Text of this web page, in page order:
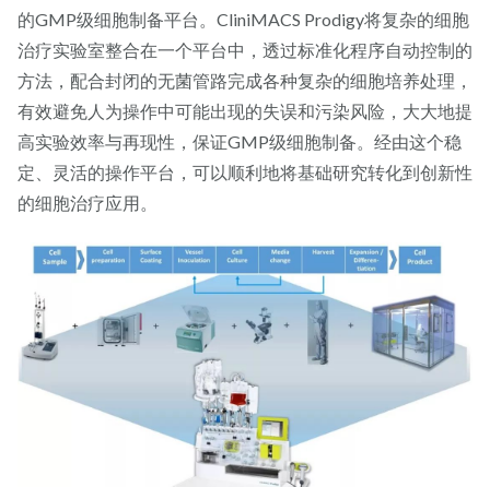
的GMP级细胞制备平台。CliniMACS Prodigy将复杂的细胞
治疗实验室整合在一个平台中，透过标准化程序自动控制的
方法，配合封闭的无菌管路完成各种复杂的细胞培养处理，
有效避免人为操作中可能出现的失误和污染风险，大大地提
高实验效率与再现性，保证GMP级细胞制备。经由这个稳
定、灵活的操作平台，可以顺利地将基础研究转化到创新性
的细胞治疗应用。